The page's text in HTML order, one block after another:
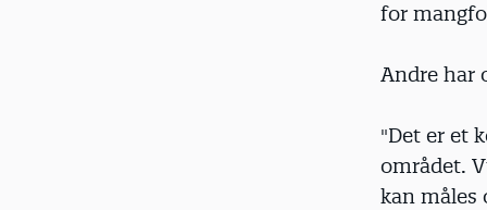
for
Andre har
"Det er et
området.
kan måles